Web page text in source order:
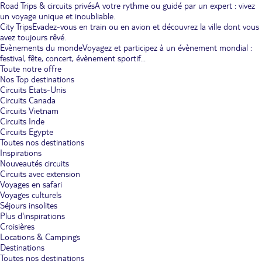
Road Trips & circuits privésA votre rythme ou guidé par un expert : vivez
un voyage unique et inoubliable.
City TripsEvadez-vous en train ou en avion et découvrez la ville dont vous
avez toujours rêvé.
Evènements du mondeVoyagez et participez à un évènement mondial :
festival, fête, concert, évènement sportif...
Toute notre offre
Nos Top destinations
Circuits Etats-Unis
Circuits Canada
Circuits Vietnam
Circuits Inde
Circuits Egypte
Toutes nos destinations
Inspirations
Nouveautés circuits
Circuits avec extension
Voyages en safari
Voyages culturels
Séjours insolites
Plus d'inspirations
Croisières
Locations & Campings
Destinations
Toutes nos destinations